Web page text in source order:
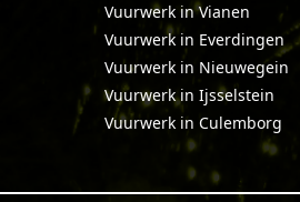
Vuurwerk in Vianen
Vuurwerk in Everdingen
Vuurwerk in Nieuwegein
Vuurwerk in Ijsselstein
Vuurwerk in Culemborg